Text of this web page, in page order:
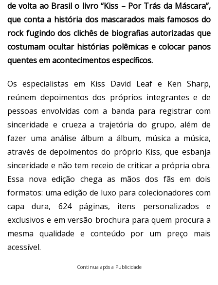
de volta ao Brasil o livro “Kiss – Por Trás da Máscara”,
que conta a história dos mascarados mais famosos do
rock fugindo dos clichês de biografias autorizadas que
costumam ocultar histórias polêmicas e colocar panos
quentes em acontecimentos específicos.
Os especialistas em Kiss David Leaf e Ken Sharp,
reúnem depoimentos dos próprios integrantes e de
pessoas envolvidas com a banda para registrar com
sinceridade e crueza a trajetória do grupo, além de
fazer uma análise álbum a álbum, música a música,
através de depoimentos do próprio Kiss, que esbanja
sinceridade e não tem receio de criticar a própria obra.
Essa nova edição chega as mãos dos fãs em dois
formatos: uma edição de luxo para colecionadores com
capa dura, 624 páginas, itens personalizados e
exclusivos e em versão brochura para quem procura a
mesma qualidade e conteúdo por um preço mais
acessível.
Continua após a Publicidade